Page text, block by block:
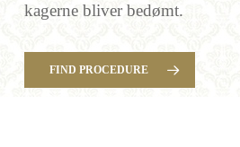
kagerne bliver bedømt.
FIND PROCEDURE